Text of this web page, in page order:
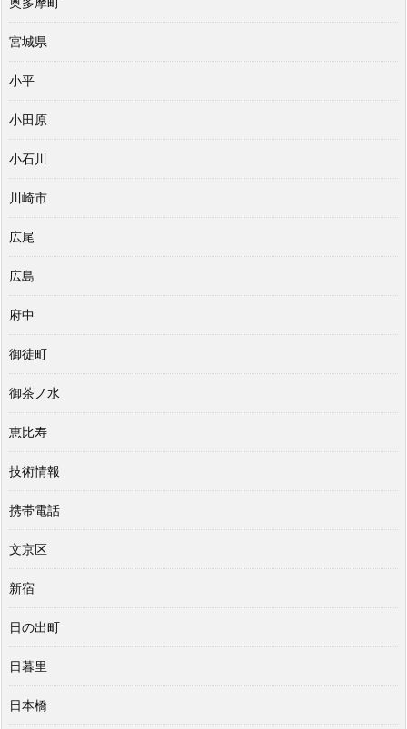
宮城県
小平
小田原
小石川
川崎市
広尾
広島
府中
御徒町
御茶ノ水
恵比寿
技術情報
携帯電話
文京区
新宿
日の出町
日暮里
日本橋